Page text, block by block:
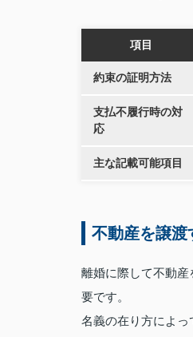
項目
約束の証明方法
支払不履行時の対
応
主な記載可能項目
不動産を譲渡
離婚に際して不動
要です。
名義の在り方によ